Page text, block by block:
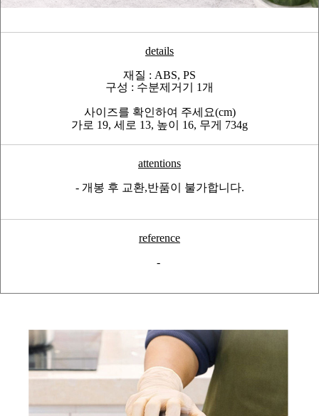
details
재질 : ABS, PS
구성 : 수분제거기 1개
사이즈를 확인하여 주세요(cm)
가로 19, 세로 13, 높이 16, 무게 734g
attentions
- 개봉 후 교환,반품이 불가합니다.
reference
-